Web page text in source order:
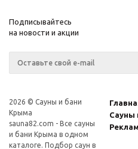
Подписывайтесь
на новости и акции
2026 © Сауны и бани
Крыма
sauna82.com - Все сауны
и бани Крыма в одном
каталоге. Подбор саун в
Сауны